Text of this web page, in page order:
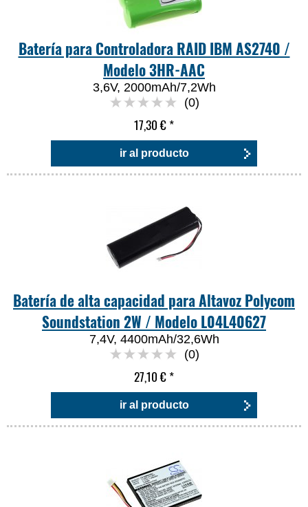
Batería para Controladora RAID IBM AS2740 /
Modelo 3HR-AAC
3,6V, 2000mAh/7,2Wh
(0)
17,30 €*
ir al producto
Batería de alta capacidad para Altavoz Polycom
Soundstation 2W / Modelo L04L40627
7,4V, 4400mAh/32,6Wh
(0)
27,10 €*
ir al producto